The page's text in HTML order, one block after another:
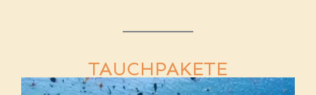
TAUCHPAKETE